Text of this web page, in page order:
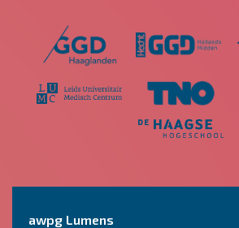
awpg Lumens